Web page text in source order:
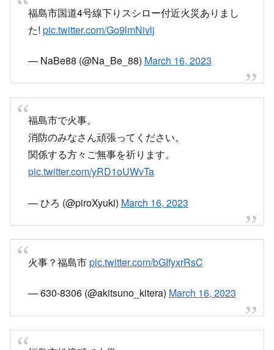
福島市国道4号線下りスシロー付近火災ありまし
た! pic.twitter.com/Go9lmNivlj
— NaBe88 (@Na_Be_88) March 16, 2023
福島市で火事。
消防のみなさん頑張ってください。
関係する方々ご無事を祈ります。
pic.twitter.com/yRD1oUWvTa
— ひろ (@piroXyuki) March 16, 2023
火事？福島市pic.twitter.com/bGIfyxrRsC
— 630-8306 (@akitsuno_kitera) March 16, 2023